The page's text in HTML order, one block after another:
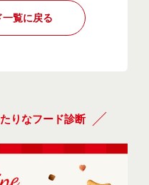
覧に戻る
りなフード診断